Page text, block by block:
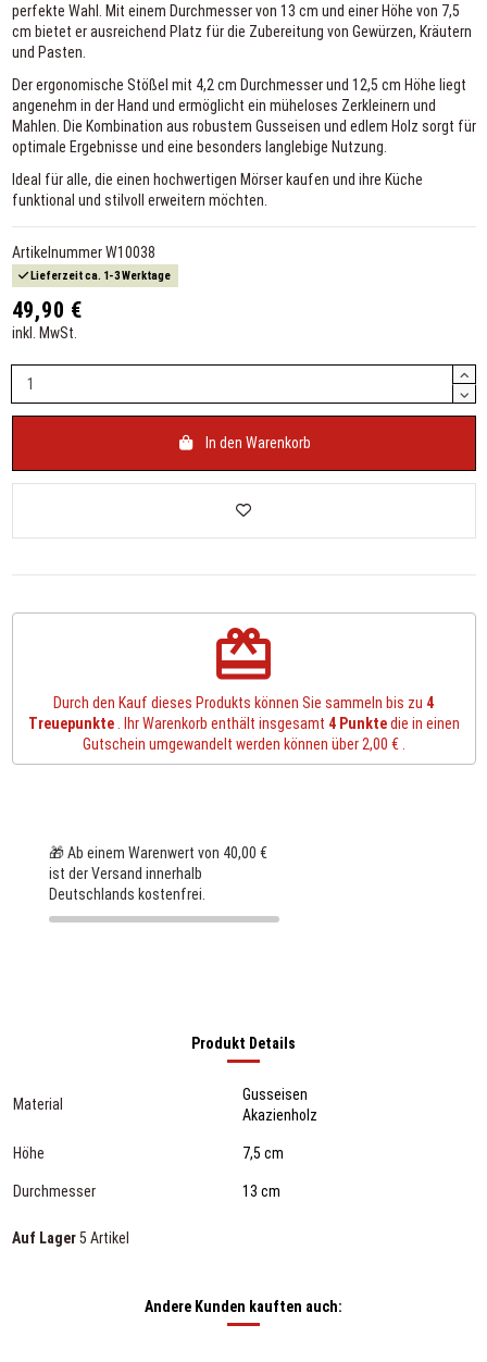
perfekte Wahl. Mit einem Durchmesser von 13 cm und einer Höhe von 7,5
cm bietet er ausreichend Platz für die Zubereitung von Gewürzen, Kräutern
und Pasten.
Der ergonomische Stößel mit 4,2 cm Durchmesser und 12,5 cm Höhe liegt
angenehm in der Hand und ermöglicht ein müheloses Zerkleinern und
Mahlen. Die Kombination aus robustem Gusseisen und edlem Holz sorgt für
optimale Ergebnisse und eine besonders langlebige Nutzung.
Ideal für alle, die einen hochwertigen Mörser kaufen und ihre Küche
funktional und stilvoll erweitern möchten.
Artikelnummer W10038
Lieferzeit ca. 1-3 Werktage
49,90 €
inkl. MwSt.
In den Warenkorb
redeem
Durch den Kauf dieses Produkts können Sie sammeln bis zu 4
Treuepunkte. Ihr Warenkorb enthält insgesamt 4Punktedie in einen
Gutschein umgewandelt werden können über2,00 €.
🎁 Ab einem Warenwert von 40,00 €
ist der Versand innerhalb
Deutschlands kostenfrei.
Produkt Details
Material
Gusseisen
Akazienholz
Höhe 7,5 cm
Durchmesser 13 cm
Auf Lager 5 Artikel
Andere Kunden kauften auch: